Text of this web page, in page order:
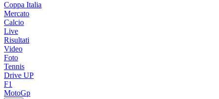
Coppa Italia
Mercato
Calcio
Live
Risultati
Video
Foto
Tennis
Drive UP
F1
MotoGp